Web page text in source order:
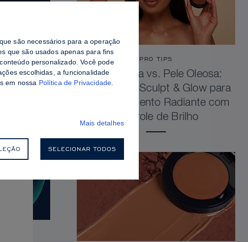
PRO TIPS
Pele Viçosa vs. Pele Oleosa:
Como Selar Sculpt & Glow para
um Acabamento Radiante com
Controle de Brilho
são necessários para a operação
que são usados ​​apenas para fins
personalizado. Você pode
escolhidas, a funcionalidade
em nossa Política de Privacidade
Mais detalhes
SELECIONAR TODOS